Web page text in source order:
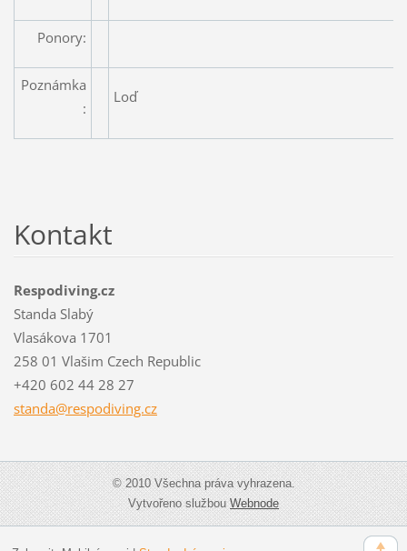
Ponory:
Poznámka
:
Loď
Kontakt
Respodiving.cz
Standa Slabý
Vlasákova 1701
258 01 Vlašim Czech Republic
+420 602 44 28 27
standa@respodiving.cz
© 2010 Všechna práva vyhrazena.
Vytvořeno službouWebnode